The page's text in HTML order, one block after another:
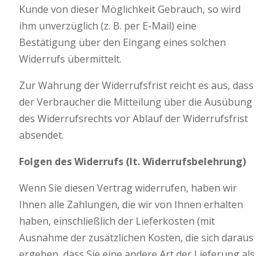
Kunde von dieser Möglichkeit Gebrauch, so wird
ihm unverzüglich (z. B. per E-Mail) eine
Bestätigung über den Eingang eines solchen
Widerrufs übermittelt.
Zur Wahrung der Widerrufsfrist reicht es aus, dass
der Verbraucher die Mitteilung über die Ausübung
des Widerrufsrechts vor Ablauf der Widerrufsfrist
absendet.
Folgen des Widerrufs (lt. Widerrufsbelehrung)
Wenn Sie diesen Vertrag widerrufen, haben wir
Ihnen alle Zahlungen, die wir von Ihnen erhalten
haben, einschließlich der Lieferkosten (mit
Ausnahme der zusätzlichen Kosten, die sich daraus